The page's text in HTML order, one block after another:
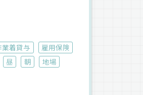
着貸与
雇用保険
昼 朝
地場